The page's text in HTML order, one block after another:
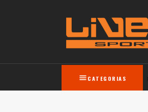
CATEGORIAS